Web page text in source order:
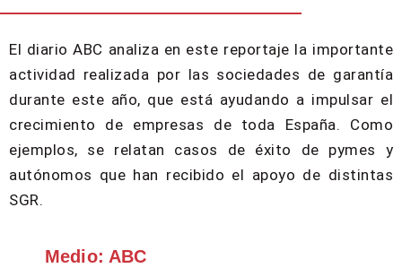
El diario ABC analiza en este reportaje la importante
actividad realizada por las sociedades de garantía
durante este año, que está ayudando a impulsar el
crecimiento de empresas de toda España. Como
ejemplos, se relatan casos de éxito de pymes y
autónomos que han recibido el apoyo de distintas
SGR.
Medio: ABC